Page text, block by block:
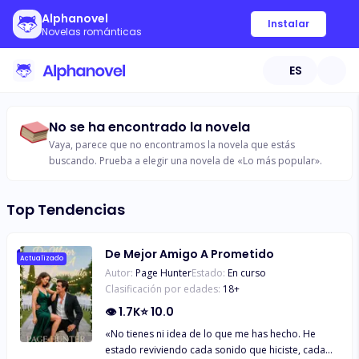
Alphanovel
Novelas románticas
Instalar
ES
No se ha encontrado la novela
Vaya, parece que no encontramos la novela que estás
buscando. Prueba a elegir una novela de «Lo más popular».
Top Tendencias
Actualizado De Mejor Amigo A Prometido
Autor: Page HunterEstado: En curso
Clasificación por edades: 18+
👁1.7K⭐10.0
«No tienes ni idea de lo que me has hecho. He
estado reviviendo cada sonido que hiciste, cada